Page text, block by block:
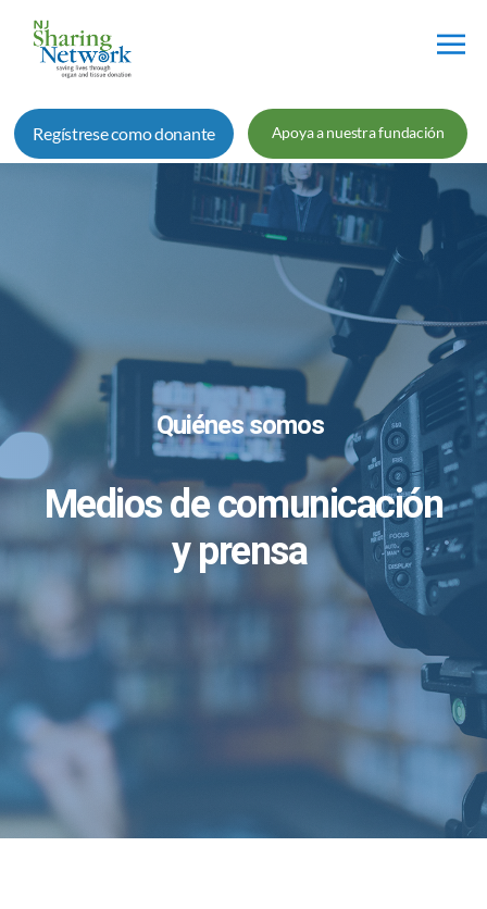
de
Intercambio
de
Regístrese como donante Apoya a nuestra fundación
Quiénes somos
Medios de comunicación
y prensa